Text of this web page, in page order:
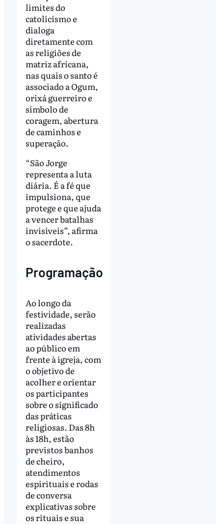
limites do
catolicismo e
dialoga
diretamente com
as religiões de
matriz africana,
nas quais o santo é
associado a Ogum,
orixá guerreiro e
símbolo de
coragem, abertura
de caminhos e
superação.
“São Jorge
representa a luta
diária. É a fé que
impulsiona, que
protege e que ajuda
a vencer batalhas
invisíveis”, afirma
o sacerdote.
Programação
Ao longo da
festividade, serão
realizadas
atividades abertas
ao público em
frente à igreja, com
o objetivo de
acolher e orientar
os participantes
sobre o significado
das práticas
religiosas. Das 8h
às 18h, estão
previstos banhos
de cheiro,
atendimentos
espirituais e rodas
de conversa
explicativas sobre
os rituais e sua